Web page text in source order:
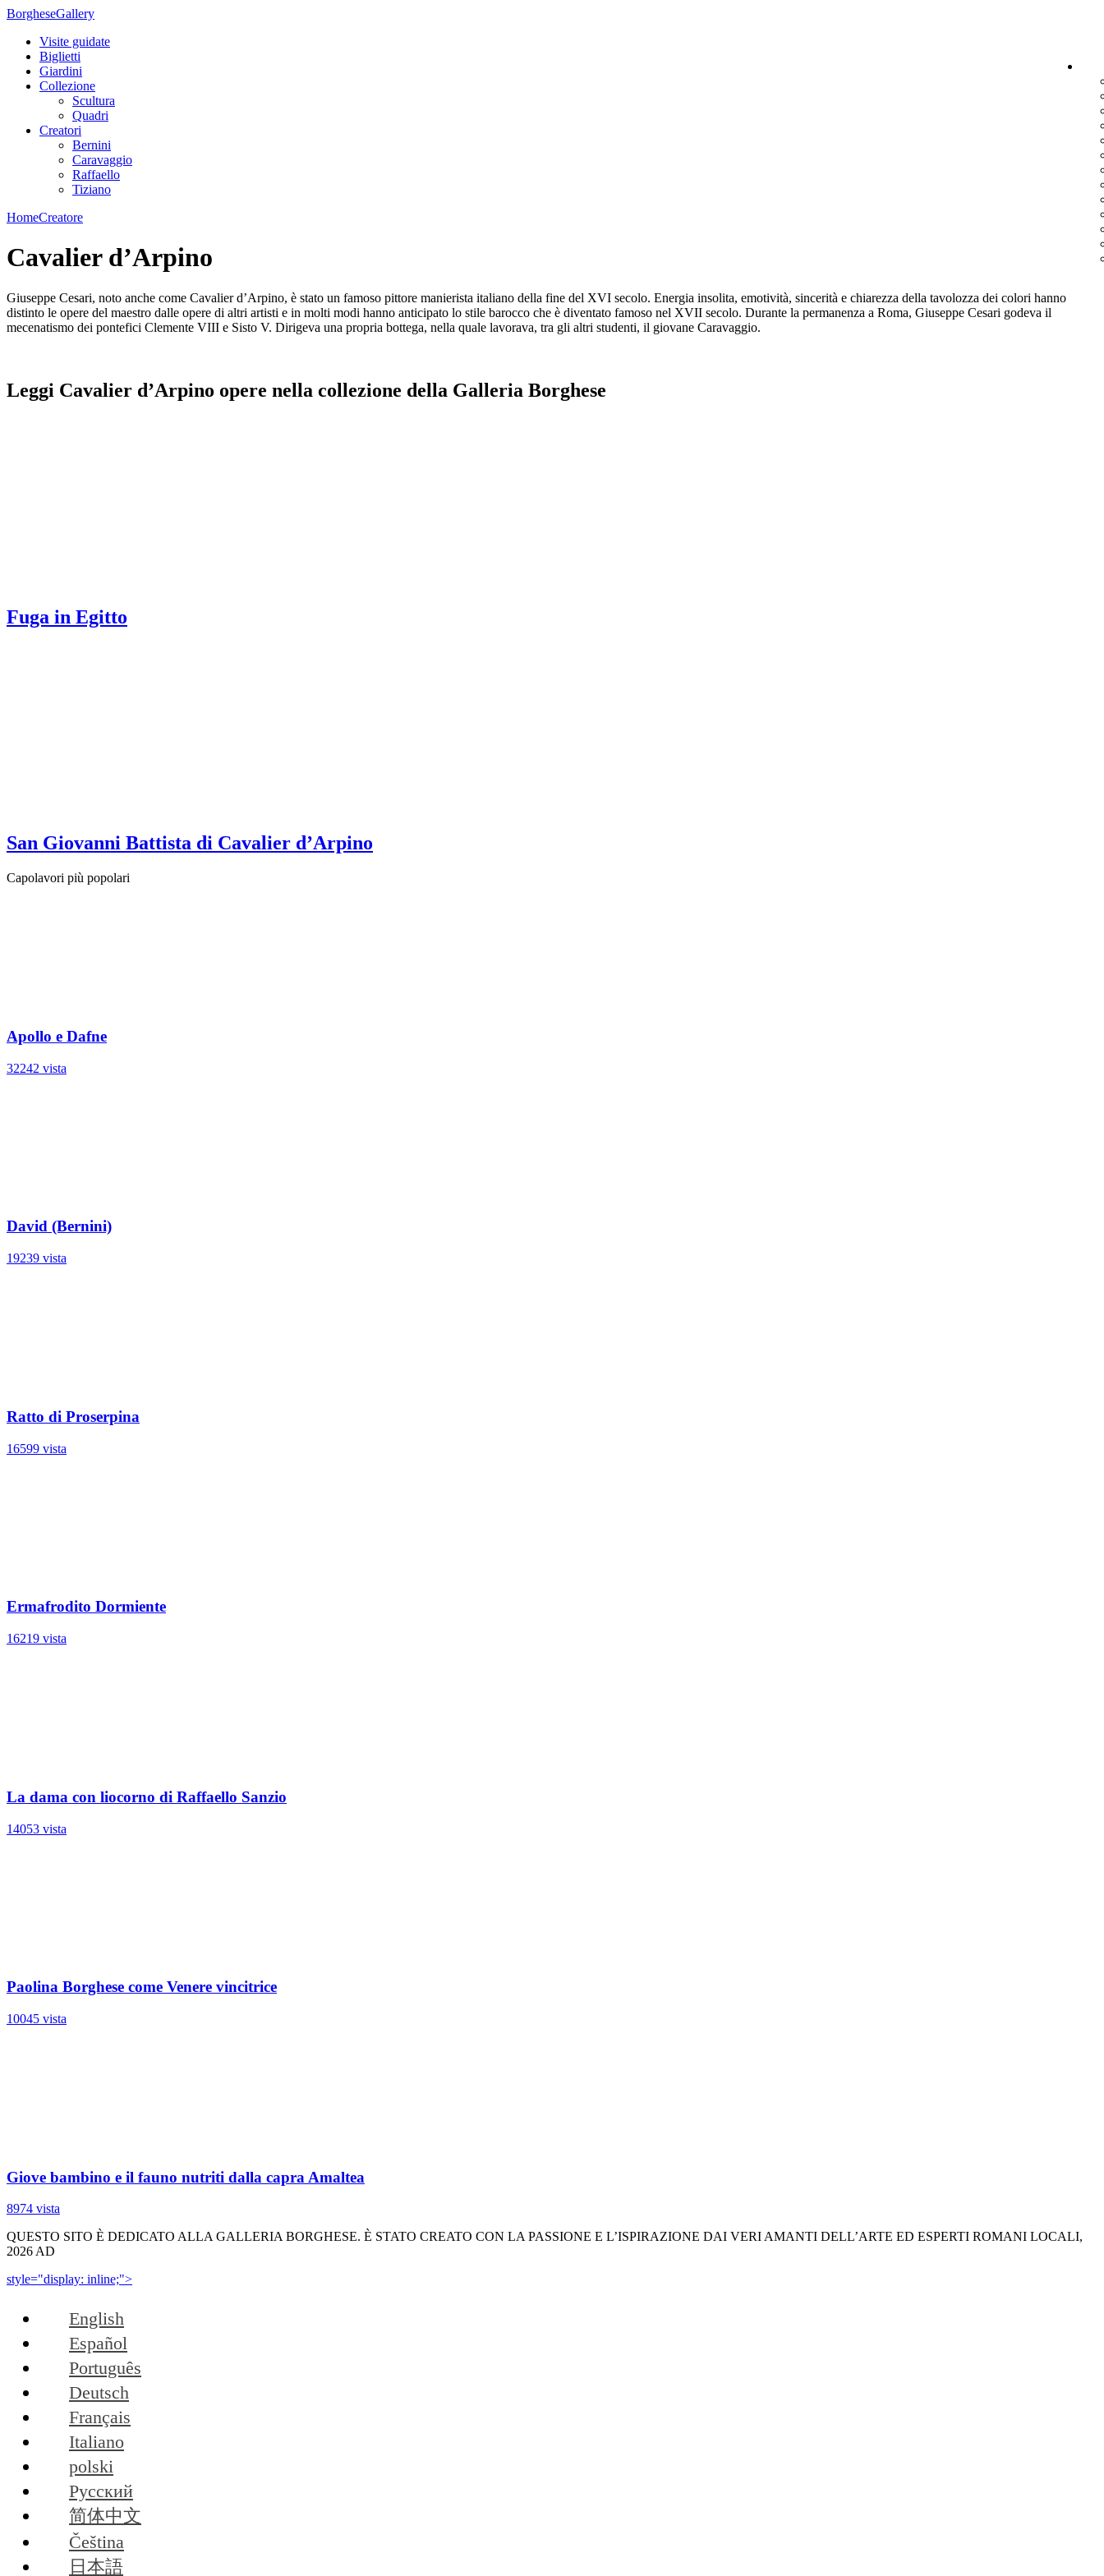
BorgheseGallery
Visite guidate
Biglietti
Giardini
Collezione
Scultura
Quadri
Creatori
Bernini
Caravaggio
Raffaello
Tiziano
HomeCreatore
Cavalier d’Arpino
Giuseppe Cesari, noto anche come Cavalier d’Arpino, è stato un famoso pittore manierista italiano della fine del XVI secolo. Energia insolita, emotività, sincerità e chiarezza della tavolozza dei colori hanno
distinto le opere del maestro dalle opere di altri artisti e in molti modi hanno anticipato lo stile barocco che è diventato famoso nel XVII secolo. Durante la permanenza a Roma, Giuseppe Cesari godeva il
mecenatismo dei pontefici Clemente VIII e Sisto V. Dirigeva una propria bottega, nella quale lavorava, tra gli altri studenti, il giovane Caravaggio.
Leggi Cavalier d’Arpino opere nella collezione della Galleria Borghese
Fuga in Egitto
San Giovanni Battista di Cavalier d’Arpino
Capolavori più popolari
Apollo e Dafne
32242 vista
David (Bernini)
19239 vista
Ratto di Proserpina
16599 vista
Ermafrodito Dormiente
16219 vista
La dama con liocorno di Raffaello Sanzio
14053 vista
Paolina Borghese come Venere vincitrice
10045 vista
Giove bambino e il fauno nutriti dalla capra Amaltea
8974 vista
QUESTO SITO È DEDICATO ALLA GALLERIA BORGHESE. È STATO CREATO CON LA PASSIONE E L’ISPIRAZIONE DAI VERI AMANTI DELL’ARTE ED ESPERTI ROMANI LOCALI,
2026 AD
style="display: inline;">
English
Español
Português
Deutsch
Français
Italiano
polski
Русский
简体中文
Čeština
日本語